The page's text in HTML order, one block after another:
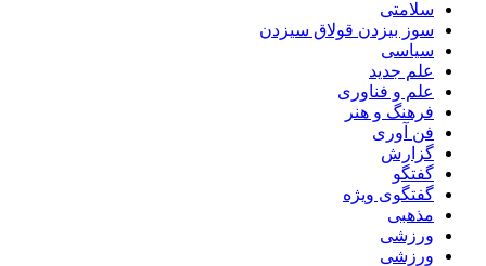
سلامتی
سوز بیزدن قولاق سیزدن
سیاسی
علم جدید
علم و فناوری
فرهنگ و هنر
فن آوری
گزارش
گفتگو
گفتگوی ویژه
مذهبی
ورزشی
ورزشی